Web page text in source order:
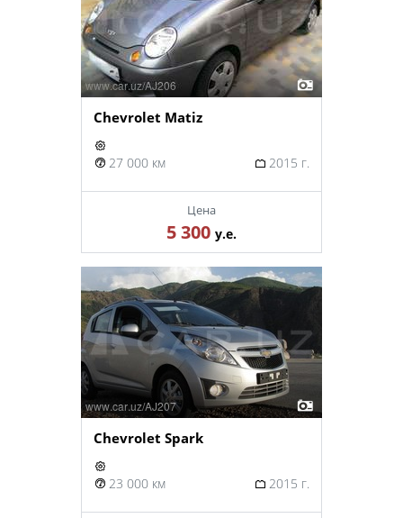
Chevrolet Matiz
27 000 км 2015 г.
Цена
5 300 у.е.
Chevrolet Spark
23 000 км 2015 г.